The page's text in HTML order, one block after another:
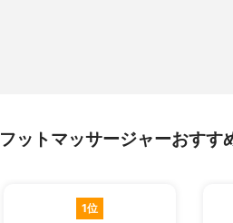
フットマッサージャーおすす
1位